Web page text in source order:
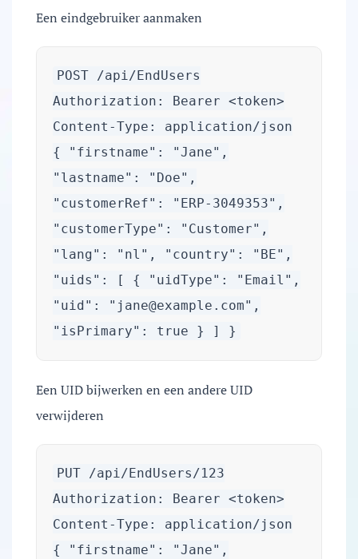
Een eindgebruiker aanmaken
POST /api/EndUsers
Authorization: Bearer <token>
Content-Type: application/json
{ "firstname": "Jane",
"lastname": "Doe",
"customerRef": "ERP-3049353",
"customerType": "Customer",
"lang": "nl", "country": "BE",
"uids": [ { "uidType": "Email",
"uid": " jane@example.com",
"isPrimary": true } ] }
Een UID bijwerken en een andere UID
verwijderen
PUT /api/EndUsers/123
Authorization: Bearer <token>
Content-Type: application/json
{ "firstname": "Jane",